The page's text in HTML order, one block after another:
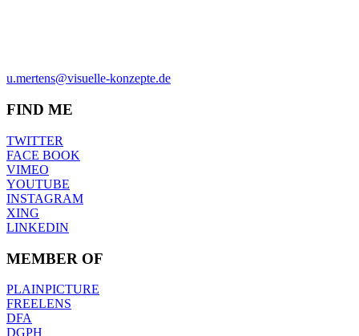
u.mertens@visuelle-konzepte.de
FIND ME
TWITTER
FACE BOOK
VIMEO
YOUTUBE
INSTAGRAM
XING
LINKEDIN
MEMBER OF
PLAINPICTURE
FREELENS
DFA
DGPH